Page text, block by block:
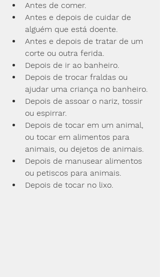
Antes de comer.
Antes e depois de cuidar de
alguém que está doente.
Antes e depois de tratar de um
corte ou outra ferida.
Depois de ir ao banheiro.
Depois de trocar fraldas ou
ajudar uma criança no banheiro.
Depois de assoar o nariz, tossir
ou espirrar.
Depois de tocar em um animal,
ou tocar em alimentos para
animais, ou dejetos de animais.
Depois de manusear alimentos
ou petiscos para animais.
Depois de tocar no lixo.